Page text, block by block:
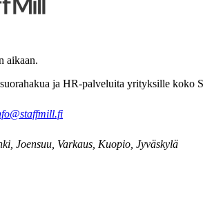
aikaan.
ja HR-palveluita yrityksille koko
Joensuu, Varkaus, Kuopio, Jyväskylä